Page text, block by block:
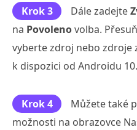
Krok 3 Dále zadejte
na Povolenovolba.
vyberte zdroj nebo zdroje
k dispozici od Androidu 10.
Krok 4 Můžete také
možnosti na obrazovce